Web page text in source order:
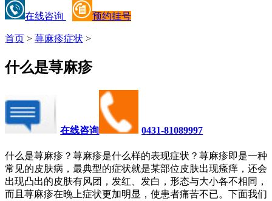
在线咨询 预约挂号
首页 > 荨麻疹症状 >
什么是荨麻疹
在线咨询 0431-81089997
什么是荨麻疹？荨麻疹是什么样的表现症状？荨麻疹即是一种
常见的皮肤病，最典型的症状就是某部位皮肤出现瘙痒，还会
出现凸出的皮肤有风团，发红、发白，形态与大小各不相同，
而且荨麻疹在晚上症状更加明显，使患者痛苦不已。下面我们